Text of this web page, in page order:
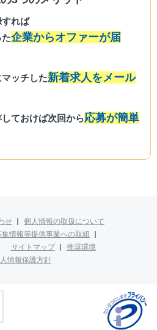
れば
企業からオファーが届
ッチした新着求人をメール
ておけば次回から応募が簡単
せ
個人情報の取扱について
集情報等提供事業への取組
サイトマップ
推奨環境
情報保護方針